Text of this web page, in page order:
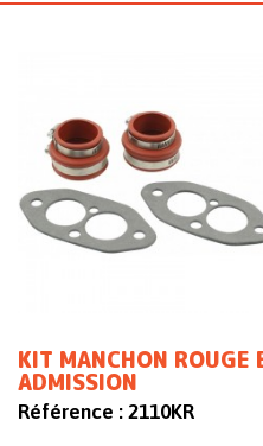
KIT MANCHON ROUGE
ADMISSION
Référence : 2110KR